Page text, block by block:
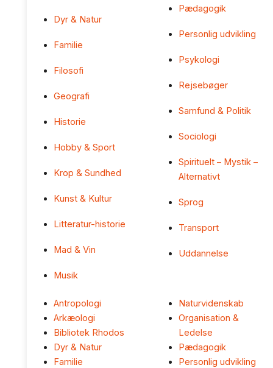
Dyr & Natur
Familie
Filosofi
Geografi
Historie
Hobby & Sport
Krop & Sundhed
Kunst & Kultur
Litteratur-historie
Mad & Vin
Musik
Pædagogik
Personlig udvikling
Psykologi
Rejsebøger
Samfund & Politik
Sociologi
Spirituelt – Mystik –
Alternativt
Sprog
Transport
Uddannelse
Antropologi
Arkæologi
Bibliotek Rhodos
Dyr & Natur
Familie
Naturvidenskab
Organisation &
Ledelse
Pædagogik
Personlig udvikling